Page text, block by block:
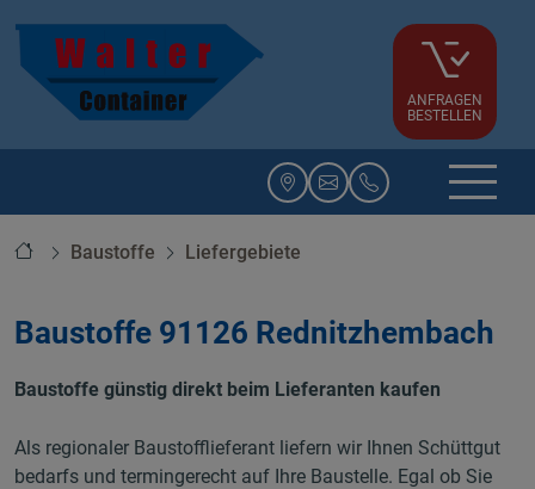
ANFRAGEN
BESTELLEN
StartseiteBaustoffe Liefergebiete
Baustoffe 91126 Rednitzhembach
Baustoffe günstig direkt beim Lieferanten kaufen
Als regionaler Baustofflieferant liefern wir Ihnen Schüttgut
bedarfs und termingerecht auf Ihre Baustelle. Egal ob Sie